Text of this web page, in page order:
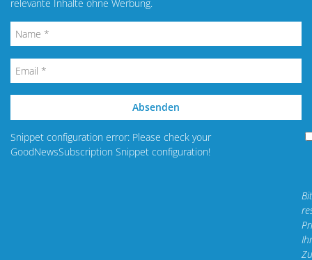
relevante Inhalte ohne Werbung.
Absenden
Snippet configuration error: Please check your
GoodNewsSubscription Snippet configuration!